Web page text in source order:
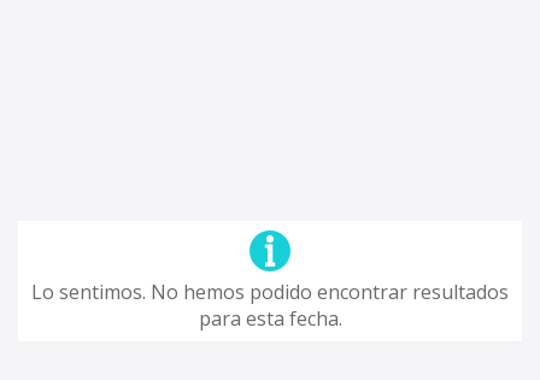
Lo sentimos. No hemos podido encontrar resultados
para esta fecha.